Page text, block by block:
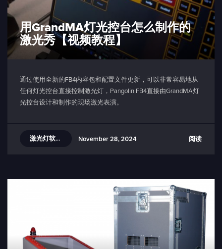
用GrandMA灯光控台怎么制作的
激光秀【视频教程】
通过使用全新的FB4内容包和配置文件更新，可以非常容易地从
任何灯光控台直接控制激光灯，Pangolin FB4直接由GrandMA灯
光控台设计和制作的现场激光表演。
激光灯软件教程 November 28, 2024 阅读